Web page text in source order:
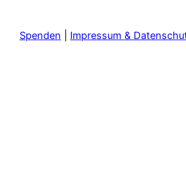
Spenden Impressum &